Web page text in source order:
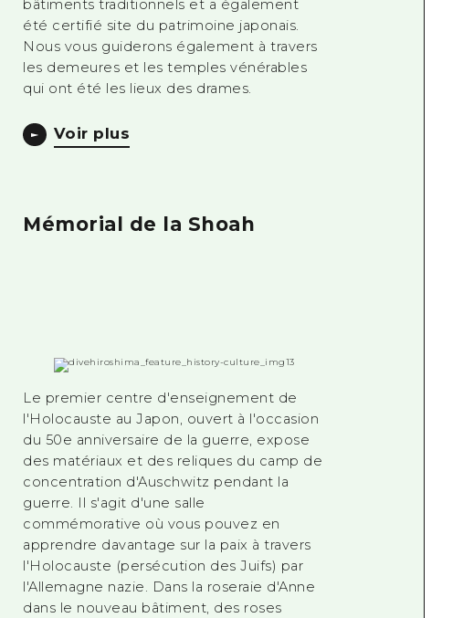
bâtiments traditionnels et a également
été certifié site du patrimoine japonais.
Nous vous guiderons également à travers
les demeures et les temples vénérables
qui ont été les lieux des drames.
Voir plus
Mémorial de la Shoah
Le premier centre d'enseignement de
l'Holocauste au Japon, ouvert à l'occasion
du 50e anniversaire de la guerre, expose
des matériaux et des reliques du camp de
concentration d'Auschwitz pendant la
guerre. Il s'agit d'une salle
commémorative où vous pouvez en
apprendre davantage sur la paix à travers
l'Holocauste (persécution des Juifs) par
l'Allemagne nazie. Dans la roseraie d'Anne
dans le nouveau bâtiment, des roses